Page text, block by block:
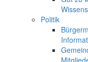
Politik